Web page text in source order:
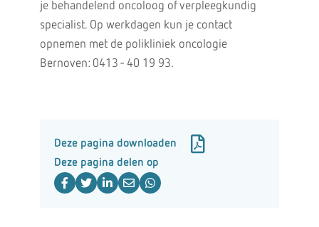
je behandelend oncoloog of verpleegkundig
specialist. Op werkdagen kun je contact
opnemen met de polikliniek oncologie
Bernoven: 0413 - 40 19 93.
Deze pagina downloaden
Deze pagina delen op